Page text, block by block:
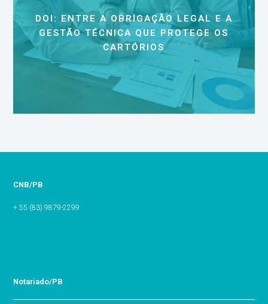
DOI: ENTRE A OBRIGAÇÃO LEGAL E A
GESTÃO TÉCNICA QUE PROTEGE OS
CARTÓRIOS
CNB/PB
+ 55 (83) 9879-2299
Notariado/PB